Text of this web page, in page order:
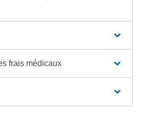
frais médicaux